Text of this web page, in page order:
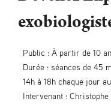
Public : À partir de 10
Durée : séances de 45
14h à 18h chaque jour
Intervenant :